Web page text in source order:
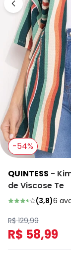
-54%
QUINTESS -
de Viscose Te
(3,8)6
R$ 129,99
R$ 58,99